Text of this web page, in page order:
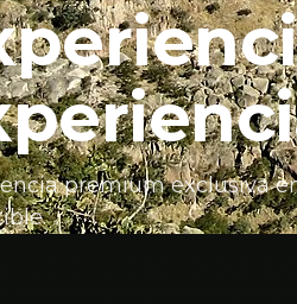
premium exclusiva